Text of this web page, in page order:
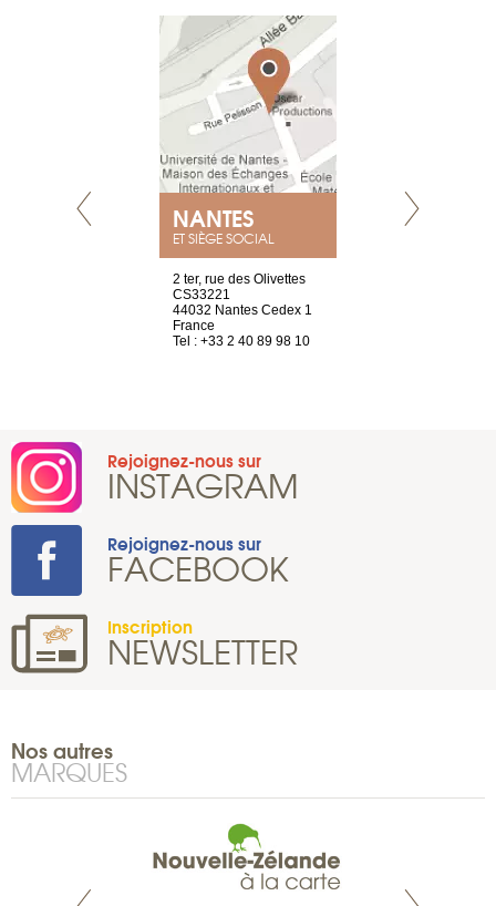
NANTES
ET SIÈGE SOCIAL
2 ter, rue des Olivettes
CS33221
44032 Nantes Cedex 1
France
Tel : +33 2 40 89 98 10
Rejoignez-nous sur
INSTAGRAM
Rejoignez-nous sur
FACEBOOK
Inscription
NEWSLETTER
Nos autres
MARQUES